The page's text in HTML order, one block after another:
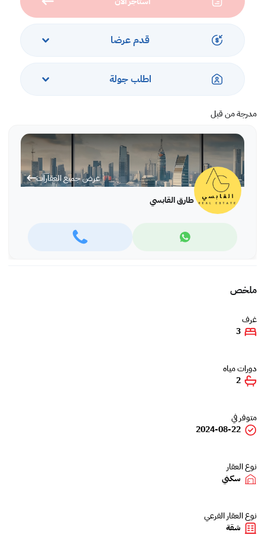
قدم عرضا
اطلب جولة
مدرجة من قبل
عرض جميع العقارات
طارق القابسي
مريحة وآمنة في موقع ممتاز
ملخص
غرف
3
دورات مياه
2
متوفر في
2024-08-22
نوع العقار
سكني
نوع العقار الفرعي
شقة